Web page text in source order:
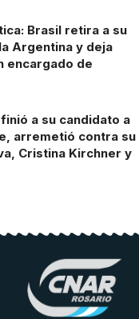
Brasil retira a su
Argentina y deja
encargado de
a su candidato a
arremetió contra su
Cristina Kirchner y